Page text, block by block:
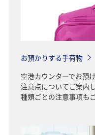
お預かりする手荷物
空港カウンターでお預
注意点についてご案内
種類ごとの注意事項も